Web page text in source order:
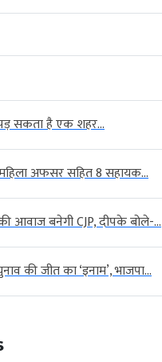
सकता है एक शहर...
अफसर सहित 8 सहायक...
आवाज बनेगी CJP, दीपके बोले-...
की जीत का ‘इनाम’, भाजपा...